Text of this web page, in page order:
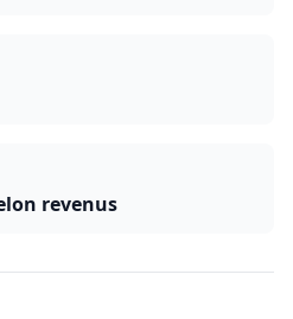
revenus